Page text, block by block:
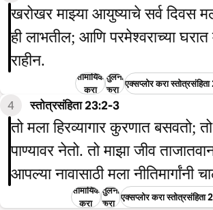
खरोखर माझ्या आयुष्याचे सर्व दिवस
ही लाभतील; आणि परमेश्वराच्या घरात
राहीन.
सामायिक
करा
तुलना
करा
एक्सप्लोर करा
4 स्तोत्रसंहिता 23:2-3
तो मला हिरव्यागार कुरणात बसवतो;
पाण्यावर नेतो. तो माझा जीव
आपल्या नावासाठी मला नीतिमार्गांनी
सामायिक
करा
तुलना
करा
एक्सप्लोर करा स्तोत्रसंहिता